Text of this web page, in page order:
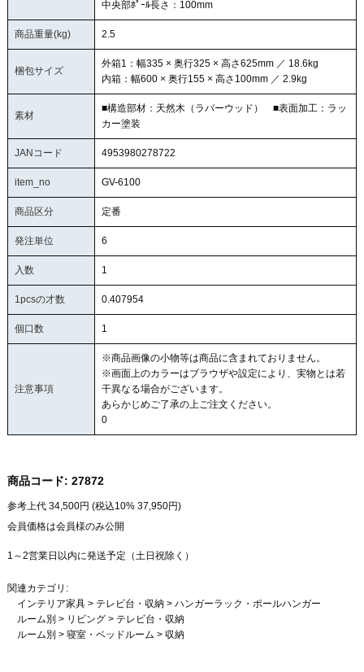
中央部ﾎﾟｰﾙ長さ：100mm
商品重量(kg) 2.5
梱包サイズ
外箱1：幅335 × 奥行325 × 高さ625mm ／ 18.6kg
内箱：幅600 × 奥行155 × 高さ100mm ／ 2.9kg
素材
■構造部材：天然木（ラバーウッド） ■表面加工：ラッ
カー塗装
JANコード 4953980278722
item_no GV-6100
商品区分 定番
発注単位 6
入数 1
1pcsの才数 0.407954
個口数 1
注意事項
※商品画像の小物等は商品に含まれておりません。
※画面上のカラーはブラウザや設定により、実物とは若
干異なる場合がございます。
あらかじめご了承の上ご注文ください。
0
商品コード: 27872
参考上代 34,500円 (税込10% 37,950円)
会員価格は会員様のみ公開
1～2営業日以内に発送予定（土日祝除く）
関連カテゴリ:
インテリア家具> テレビ台・収納> ハンガーラック・ポールハンガー
ルーム別 > リビング> テレビ台・収納
ルーム別 > 寝室・ベッドルーム > 収納